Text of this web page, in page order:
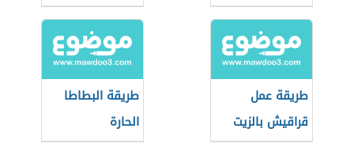
طريقة عمل
قراقيش بالزيت
طريقة البطاطا
الحارة